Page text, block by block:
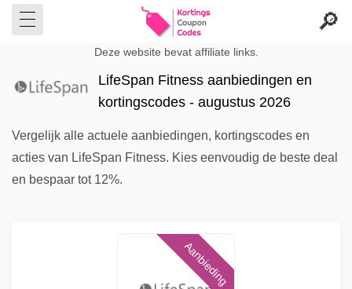
Deze website bevat affiliate links.
LifeSpan Fitness aanbiedingen en
kortingscodes - augustus 2026
Vergelijk alle actuele aanbiedingen, kortingscodes en
acties van LifeSpan Fitness. Kies eenvoudig de beste deal
en bespaar tot 12%.
Aanbieding